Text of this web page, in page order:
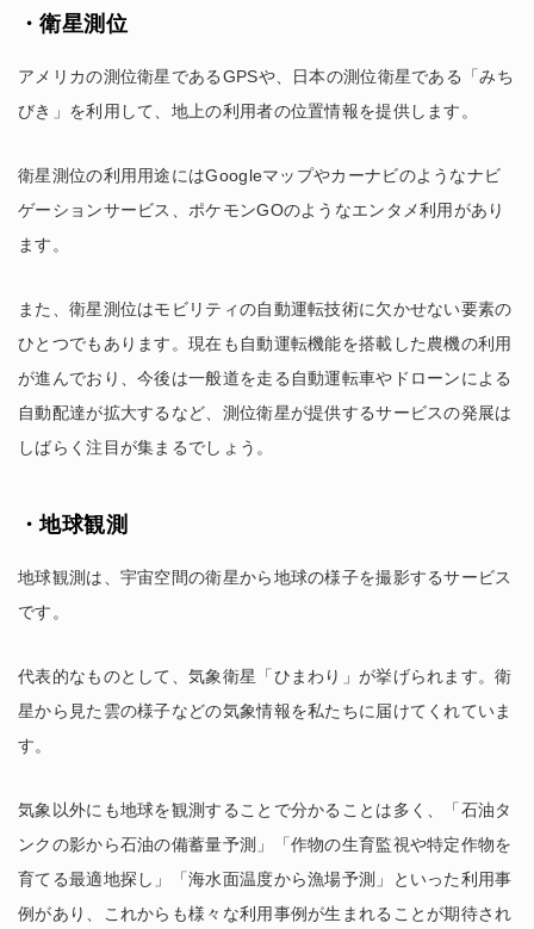
・衛星測位
アメリカの測位衛星であるGPSや、日本の測位衛星である「みち
びき」を利用して、地上の利用者の位置情報を提供します。
衛星測位の利用用途にはGoogleマップやカーナビのようなナビ
ゲーションサービス、ポケモンGOのようなエンタメ利用があり
ます。
また、衛星測位はモビリティの自動運転技術に欠かせない要素の
ひとつでもあります。現在も自動運転機能を搭載した農機の利用
が進んでおり、今後は一般道を走る自動運転車やドローンによる
自動配達が拡大するなど、測位衛星が提供するサービスの発展は
しばらく注目が集まるでしょう。
・地球観測
地球観測は、宇宙空間の衛星から地球の様子を撮影するサービス
です。
代表的なものとして、気象衛星「ひまわり」が挙げられます。衛
星から見た雲の様子などの気象情報を私たちに届けてくれていま
す。
気象以外にも地球を観測することで分かることは多く、「石油タ
ンクの影から石油の備蓄量予測」「作物の生育監視や特定作物を
育てる最適地探し」「海水面温度から漁場予測」といった利用事
例があり、これからも様々な利用事例が生まれることが期待され